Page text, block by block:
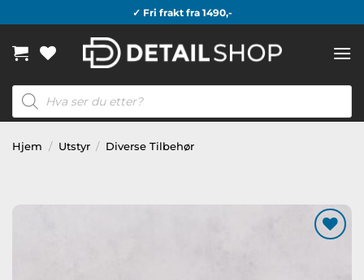
to
content
✓ Fri frakt fra 1490,-
Products
search
Hjem / Utstyr / Diverse Tilbehør